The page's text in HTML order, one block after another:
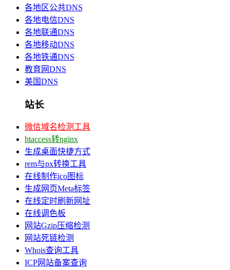
各地区公共DNS
各地电信DNS
各地联通DNS
各地移动DNS
各地铁通DNS
教育网DNS
美国DNS
站长
微信域名检测工具
htaccess转nginx
生成桌面快捷方式
rem与px转换工具
在线制作ico图标
生成网页Meta标签
在线定时刷新网址
在线调色板
网站Gzip压缩检测
网站死链检测
Whois查询工具
ICP网站备案查询